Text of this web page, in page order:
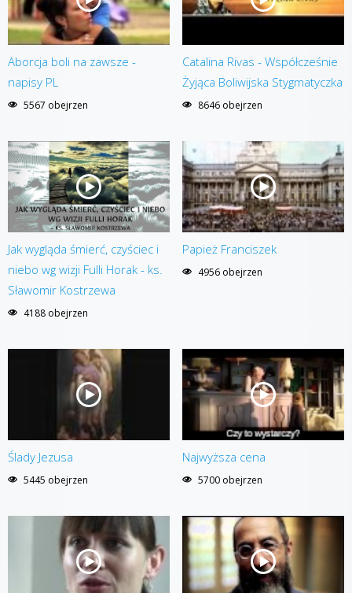
Aborcja boli na zawsze -
napisy PL
5567 obejrzen
Catalina Rivas - Współcześnie
Żyjąca Boliwijska Stygmatyczka
8646 obejrzen
Jak wygląda śmierć, czyściec i
niebo wg wizji Fulli Horak - ks.
Sławomir Kostrzewa
4188 obejrzen
Papież Franciszek
4956 obejrzen
Ślady Jezusa
5445 obejrzen
Najwyższa cena
5700 obejrzen